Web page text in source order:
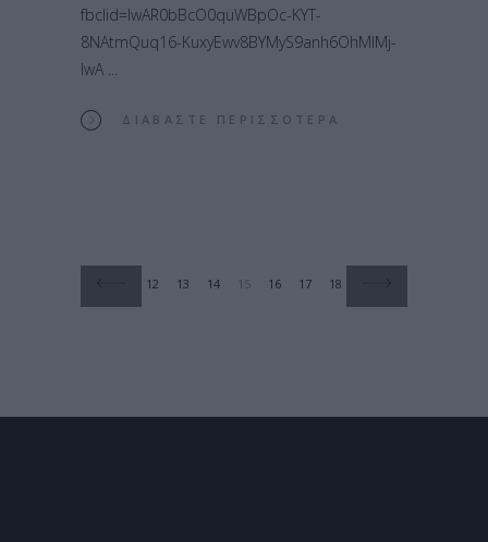
fbclid=IwAR0bBcO0quWBpOc-KYT-
8NAtmQuq16-KuxyEwv8BYMyS9anh6OhMlMj-
IwA
ΔΙΑΒΆΣΤΕ ΠΕΡΙΣΣΌΤΕΡΑ
12 13 14 15 16 17 18